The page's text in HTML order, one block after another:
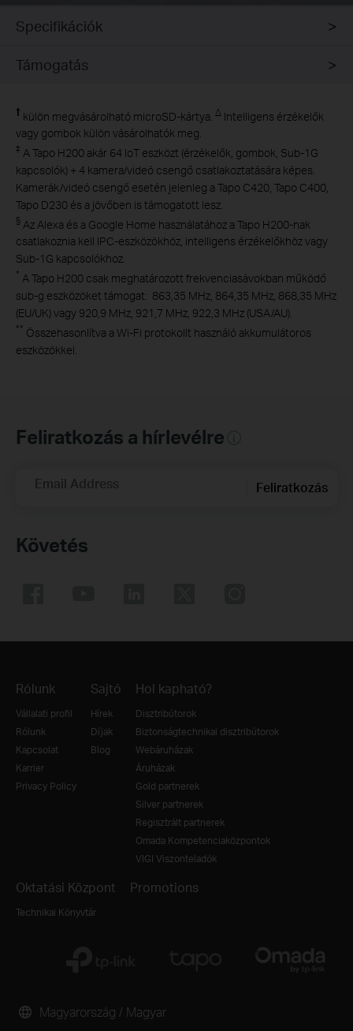
Specifikációk
Támogatás
† külön megvásárolható microSD-kártya. ∆ Intelligens érzékelők
vagy gombok külön vásárolhatók meg.
‡ A Tapo H200 akár 64 IoT eszközt (érzékelők, gombok, Sub-1G
kapcsolók) + 4 kamera/videó csengő csatlakoztatására képes.
Kamerák/videó csengő esetén jelenleg a Tapo C420, Tapo C400,
Tapo D230 és a jövőben is támogatott lesz.
§ Az Alexa és a Google Home használatához a Tapo H200-nak
csatlakoznia kell IPC-eszközökhöz, intelligens érzékelőkhöz vagy
Sub-1G kapcsolókhoz.
* A Tapo H200 csak meghatározott frekvenciasávokban működő
sub-g eszközöket támogat: 863,35 MHz, 864,35 MHz, 868,35 MHz
(EU/UK) vagy 920,9 MHz, 921,7 MHz, 922,3 MHz (USA/AU).
** Összehasonlítva a Wi-Fi protokollt használó akkumulátoros
eszközökkel.
Feliratkozás a hírlevélre
Email Address Feliratkozás
Követés
Rólunk
Vállalati profil
Rólunk
Kapcsolat
Karrier
Privacy Policy
Sajtó
Hírek
Díjak
Blog
Hol kapható?
Disztribútorok
Biztonságtechnikai disztribútorok
Webáruházak
Áruházak
Gold partnerek
Silver partnerek
Regisztrált partnerek
Omada Kompetenciaközpontok
VIGI Viszonteladók
Oktatási Központ
Technikai Könyvtár
Promotions
Magyarország / Magyar